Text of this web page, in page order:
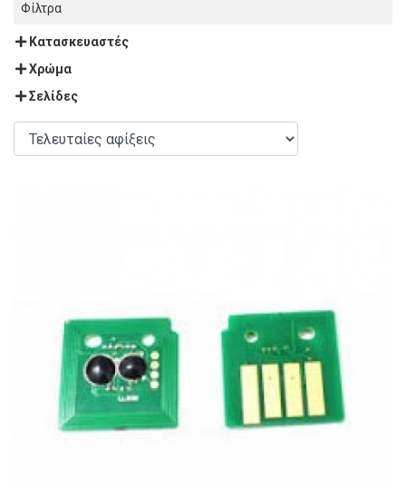
Φίλτρα
Κατασκευαστές
Χρώμα
Σελίδες